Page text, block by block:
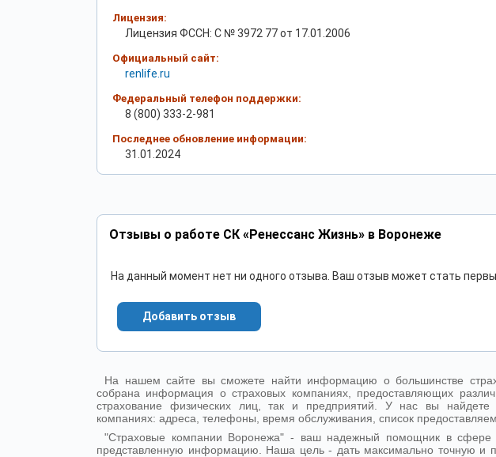
Лицензия:
Лицензия ФССН: С № 3972 77 от 17.01.2006
Официальный сайт:
renlife.ru
Федеральный телефон поддержки:
8 (800) 333-2-981
Последнее обновление информации:
31.01.2024
Отзывы о работе СК «Ренессанс Жизнь» в Воронеже
На данный момент нет ни одного отзыва. Ваш отзыв может стать
Добавить отзыв
На нашем сайте вы сможете найти информацию о большинстве
собрана информация о страховых компаниях, предоставляющих
страхование физических лиц, так и предприятий. У нас вы
компаниях: адреса, телефоны, время обслуживания, список
"Страховые компании Воронежа" - ваш надежный помощник в сфере
представленную информацию. Наша цель - дать максимально точную и